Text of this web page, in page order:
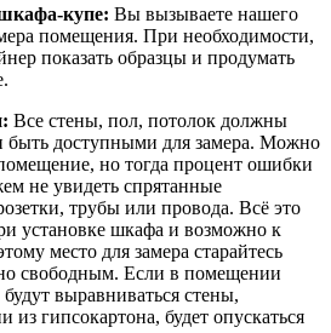
купе: Вы вызываете нашего
помещения. При необходимости,
показать образцы и продумать
Все стены, пол, потолок должны
быть доступными для замера. Можно
но тогда процент ошибки
не увидеть спрятанные
трубы или провода. Всё это
установке шкафа и возможно к
место для замера старайтесь
свободным. Если в помещении
будут выравниваться стены,
из гипсокартона, будет опускаться